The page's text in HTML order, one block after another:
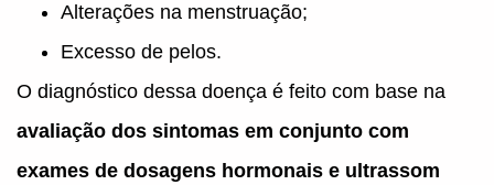
Alterações na menstruação;
Excesso de pelos.
O diagnóstico dessa doença é feito com base na
avaliação dos sintomas em conjunto com
exames de dosagens hormonais e ultrassom